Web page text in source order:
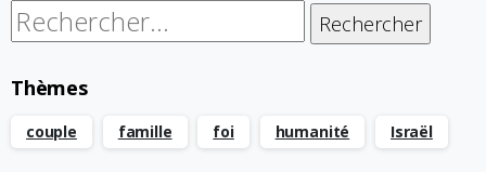
Rechercher :
Thèmes
couple famille foi humanité Israël